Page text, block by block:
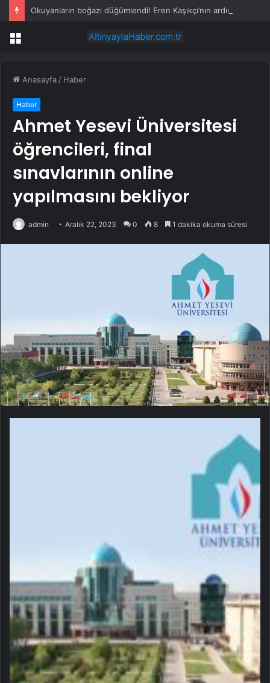
Menü
Anasayfa / Haber
Haber
Ahmet Yesevi Üniversitesi
öğrencileri, final
sınavlarının online
yapılmasını bekliyor
admin Aralık 22, 2023 0 8 1 dakika okuma süresi